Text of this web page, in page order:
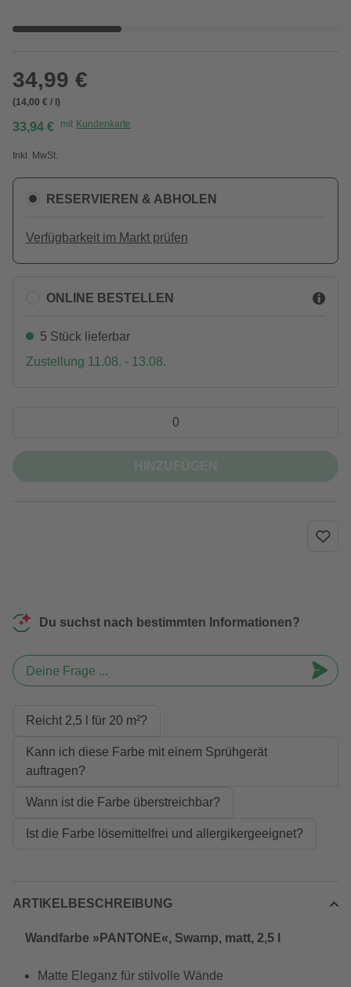
34,99 €
(14,00 € / l)
33,94 € mit Kundenkarte
Inkl. MwSt.
RESERVIEREN & ABHOLEN
Verfügbarkeit im Markt prüfen
ONLINE BESTELLEN
5 Stück lieferbar
Zustellung 11.08. - 13.08.
Du suchst nach bestimmten Informationen?
Deine Frage ...
Reicht 2,5 l für 20 m²?
Kann ich diese Farbe mit einem Sprühgerät
auftragen?
Wann ist die Farbe überstreichbar?
Ist die Farbe lösemittelfrei und allergikergeeignet?
ARTIKELBESCHREIBUNG
Wandfarbe »PANTONE«, Swamp, matt, 2,5 l
Matte Eleganz für stilvolle Wände